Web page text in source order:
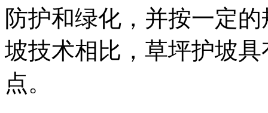
防护和绿化，并按一定
坡技术相比，草坪护坡
点。